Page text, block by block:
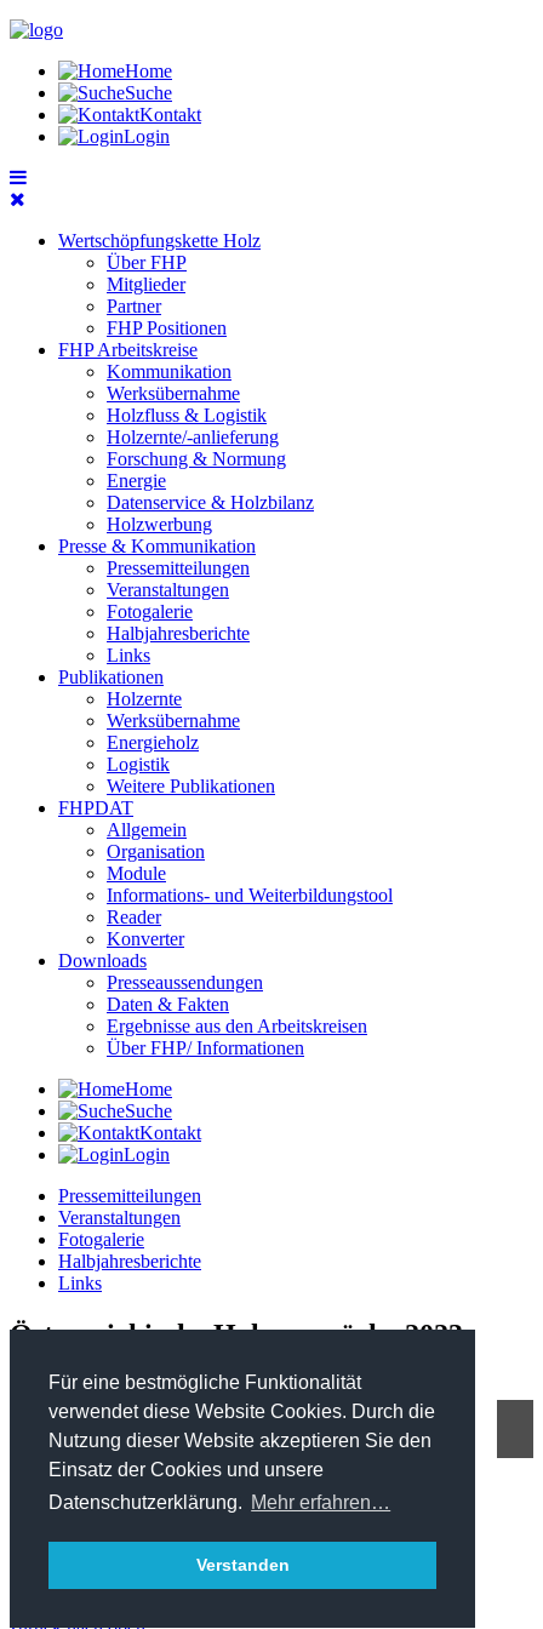
Für eine bestmögliche Funktionalität
verwendet diese Website Cookies. Durch die
Nutzung dieser Website akzeptieren Sie den
Einsatz der Cookies und unsere
Datenschutzerklärung. Mehr erfahren…
Verstanden
Home
Suche
Kontakt
Login
Wertschöpfungskette Holz
Über FHP
Mitglieder
Partner
FHP Positionen
FHP Arbeitskreise
Kommunikation
Werksübernahme
Holzfluss & Logistik
Holzernte/-anlieferung
Forschung & Normung
Energie
Datenservice & Holzbilanz
Holzwerbung
Presse & Kommunikation
Pressemitteilungen
Veranstaltungen
Fotogalerie
Halbjahresberichte
Links
Publikationen
Holzernte
Werksübernahme
Energieholz
Logistik
Weitere Publikationen
FHPDAT
Allgemein
Organisation
Module
Informations- und Weiterbildungstool
Reader
Konverter
Downloads
Presseaussendungen
Daten & Fakten
Ergebnisse aus den Arbeitskreisen
Über FHP/ Informationen
Home
Suche
Kontakt
Login
Pressemitteilungen
Veranstaltungen
Fotogalerie
Halbjahresberichte
Links
Österreichische Holzgespräche 2023
FHP - Kooperationsplattform Forst Holz Papier
Marxergasse 2/ 4. Stock - 1030 Wien
T: +43 1 402 01 12 900
Impressum / Datenschutz
Sitemap